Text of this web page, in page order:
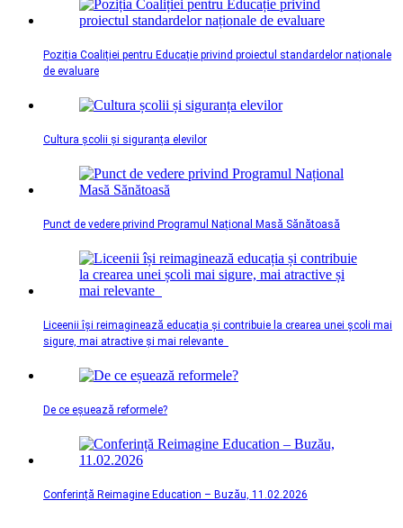
Poziția Coaliției pentru Educație privind proiectul standardelor naționale
de evaluare
Cultura școlii și siguranța elevilor
Punct de vedere privind Programul Național Masă Sănătoasă
Liceenii își reimaginează educația și contribuie la crearea unei școli mai
sigure, mai atractive și mai relevante
De ce eșuează reformele?
Conferință Reimagine Education – Buzău, 11.02.2026